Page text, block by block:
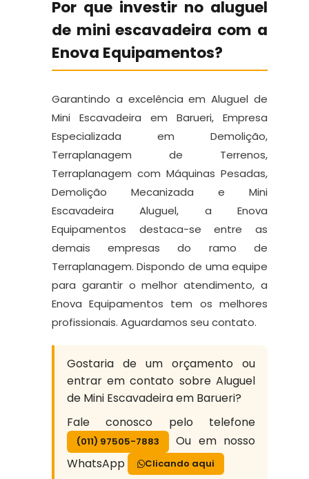
Por que investir no aluguel
de mini escavadeira com a
Enova Equipamentos?
Garantindo a excelência em Aluguel de
Mini Escavadeira em Barueri, Empresa
Especializada em Demolição,
Terraplanagem de Terrenos,
Terraplanagem com Máquinas Pesadas,
Demolição Mecanizada e Mini
Escavadeira Aluguel, a Enova
Equipamentos destaca-se entre as
demais empresas do ramo de
Terraplanagem. Dispondo de uma equipe
para garantir o melhor atendimento, a
Enova Equipamentos tem os melhores
profissionais. Aguardamos seu contato.
Gostaria de um orçamento ou
entrar em contato sobre Aluguel
de Mini Escavadeira em Barueri?
Fale conosco pelo telefone
(011) 97505-7883
Ou em nosso
WhatsApp
Clicando aqui